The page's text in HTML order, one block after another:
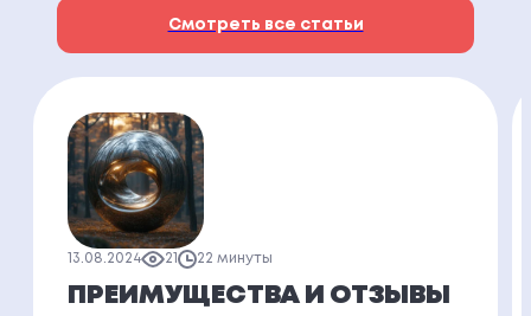
Смотреть все статьи
13.08.2024 21 22 минуты
ПРЕИМУЩЕСТВА И ОТЗЫВЫ